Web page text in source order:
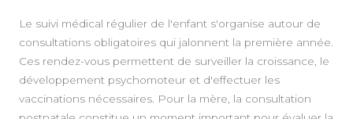
Le suivi médical régulier de l'enfant s'organise autour de
consultations obligatoires qui jalonnent la première année.
Ces rendez-vous permettent de surveiller la croissance, le
développement psychomoteur et d'effectuer les
vaccinations nécessaires. Pour la mère, la consultation